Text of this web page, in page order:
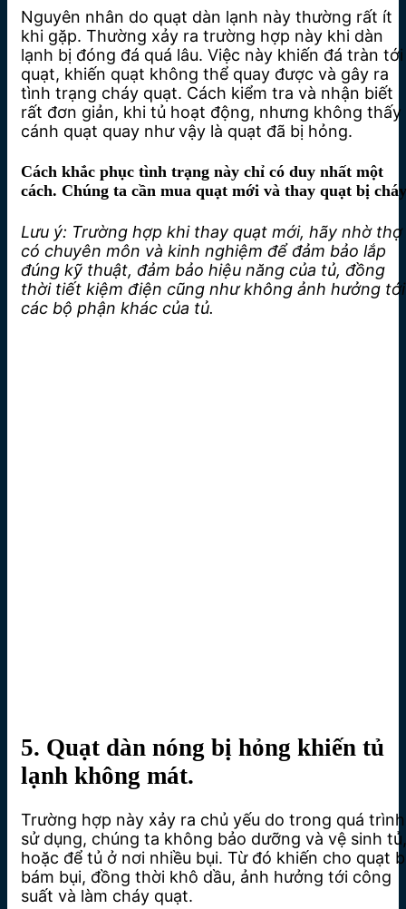
Nguyên nhân do quạt dàn lạnh này thường rất ít
khi gặp. Thường xảy ra trường hợp này khi dàn
lạnh bị đóng đá quá lâu. Việc này khiến đá tràn tới
quạt, khiến quạt không thể quay được và gây ra
tình trạng cháy quạt. Cách kiểm tra và nhận biết
rất đơn giản, khi tủ hoạt động, nhưng không thấy
cánh quạt quay như vậy là quạt đã bị hỏng.
Cách khắc phục tình trạng này chỉ có duy nhất một
cách. Chúng ta cần mua quạt mới và thay quạt bị
Lưu ý: Trường hợp khi thay quạt mới, hãy nhờ thợ
có chuyên môn và kinh nghiệm để đảm bảo lắp
đúng kỹ thuật, đảm bảo hiệu năng của tủ, đồng
thời tiết kiệm điện cũng như không ảnh hưởng tới
các bộ phận khác của tủ.
5. Quạt dàn nóng bị hỏng khiến tủ
lạnh không mát.
Trường hợp này xảy ra chủ yếu do trong quá trình
sử dụng, chúng ta không bảo dưỡng và vệ sinh tủ,
hoặc để tủ ở nơi nhiều bụi. Từ đó khiến cho quạt
bám bụi, đồng thời khô dầu, ảnh hưởng tới công
suất và làm cháy quạt.